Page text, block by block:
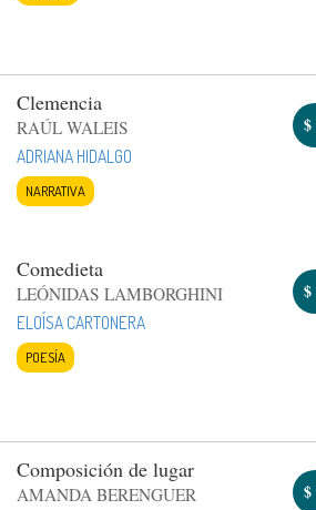
Clemencia
RAÚL WALEIS
ADRIANA HIDALGO
NARRATIVA
$
Comedieta
LEÓNIDAS LAMBORGHINI
ELOÍSA CARTONERA
POESÍA
$
Composición de lugar
AMANDA BERENGUER
$